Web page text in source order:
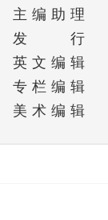
主编助理
发行
英文编辑
专栏编辑
美术编辑